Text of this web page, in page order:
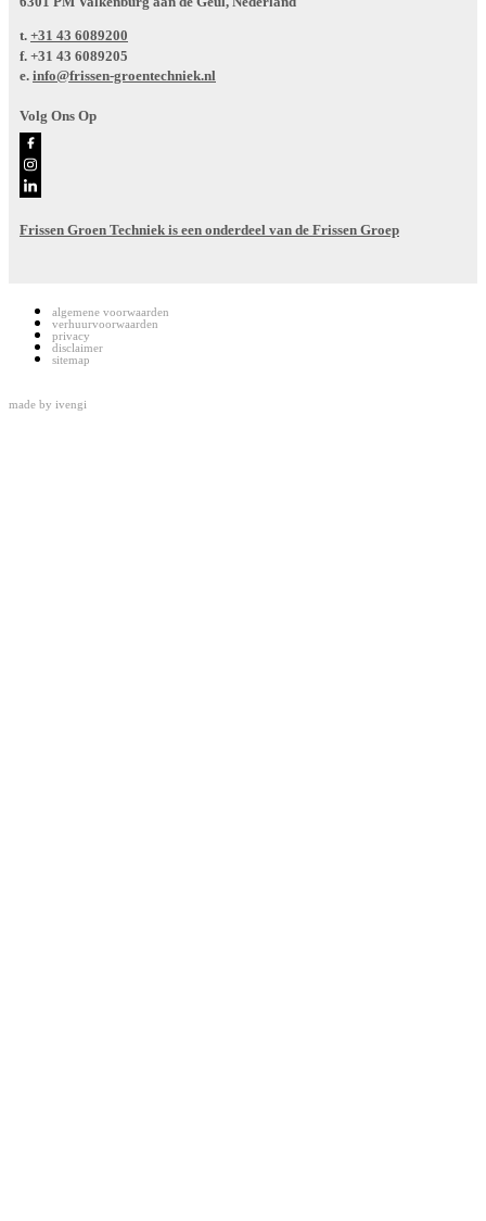
t. +31 43 6089200
f. +31 43 6089205
e. info@frissen-groentechniek.nl
Volg Ons Op
Frissen Groen Techniek is een onderdeel van de Frissen Groep
algemene voorwaarden
verhuurvoorwaarden
privacy
disclaimer
sitemap
made by ivengi